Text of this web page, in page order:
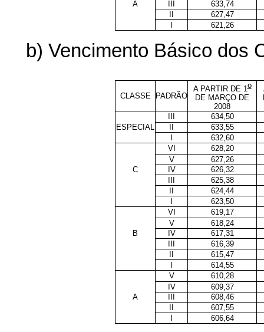
A
III
633,74
II
627,47
I
621,26
b) Vencimento Básico dos
CLASSE PADRÃO
A PARTIR DE 1o
DE MARÇO DE
2008
III
634,50
ESPECIAL
II
633,55
I
632,60
VI
628,20
V
627,26
C
IV
626,32
III
625,38
II
624,44
I
623,50
VI
619,17
V
618,24
B
IV
617,31
III
616,39
II
615,47
I
614,55
V
610,28
IV
609,37
A
III
608,46
II
607,55
I
606,64